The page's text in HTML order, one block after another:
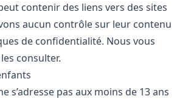
contenir des liens vers des sites
aucun contrôle sur leur contenu
de confidentialité. Nous vous
consulter.
s’adresse pas aux moins de 13 ans